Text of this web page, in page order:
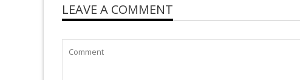
LEAVE A COMMENT